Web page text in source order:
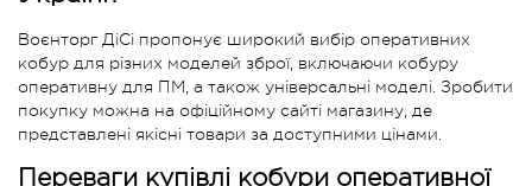
Воєнторг ДіСі пропонує широкий вибір оперативних
кобур для різних моделей зброї, включаючи кобуру
оперативну для ПМ, а також універсальні моделі. Зробити
покупку можна на офіційному сайті магазину, де
представлені якісні товари за доступними цінами.
Переваги купівлі кобури оперативної